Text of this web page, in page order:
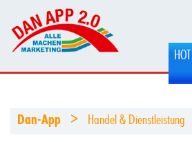
Dan-App > Handel & Dienstleistung